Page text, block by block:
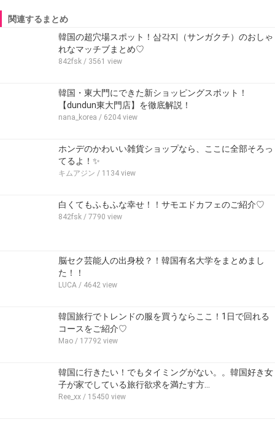
関連するまとめ
韓国の超穴場スポット！삼각지（サンガクチ）のおしゃ
れなマッチブまとめ♡
842fsk / 3561 view
韓国・東大門にできた新ショッピングスポット！
【dundun東大門店】を徹底解説！
nana_korea / 6204 view
ホンデのかわいい雑貨ショップなら、ここに全部そろっ
てるよ！✨
キムアジン / 1134 view
白くてもふもふな幸せ！！サモエドカフェのご紹介♡
842fsk / 7790 view
脳セク芸能人の出身校？！韓国有名大学をまとめまし
た！！
LUCA / 4642 view
韓国旅行でトレンドの服を買うならここ！1日で回れる
コースをご紹介♡
Mao / 17792 view
韓国に行きたい！でもタイミングがない。。韓国好き女
子が家でしている旅行欲求を満たす方…
Ree_xx / 15450 view